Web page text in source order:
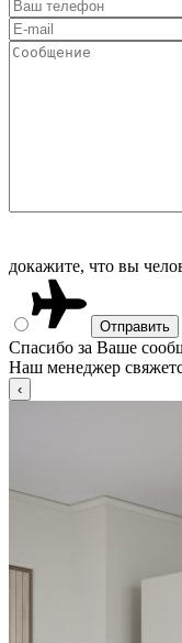
докажите, что вы
Спасибо за Ваше
Наш менеджер